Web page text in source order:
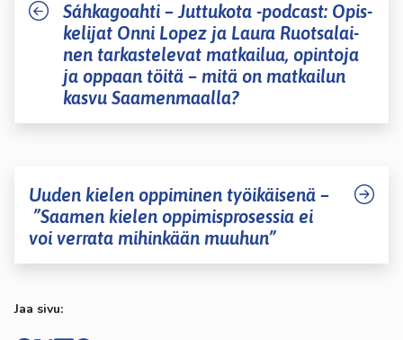
Sáh­ka­goah­ti – Jut­tu­ko­ta -pod­cast: Opis­
ke­li­jat Onni Lopez ja Laura Ruot­sa­lai­
nen tar­kas­te­le­vat mat­kai­lua, opin­to­ja
ja oppaan töitä – mitä on mat­kai­lun
kasvu Saa­men­maal­la?
Uuden kielen oppiminen työikäisenä –
”Saamen kielen oppimisprosessia ei
voi verrata mihinkään muuhun”
Jaa sivu: